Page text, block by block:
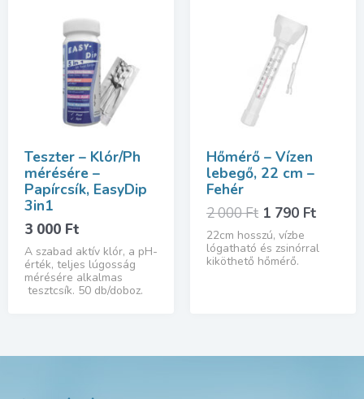
Teszter – Klór/Ph
mérésére –
Papírcsík, EasyDip
3in1
3 000 Ft
A szabad aktív klór, a pH-
érték, teljes lúgosság
mérésére alkalmas
tesztcsík. 50 db/doboz.
Hőmérő – Vízen
lebegő, 22 cm –
Fehér
2 000Ft Original
price
was:
2
1 790 Ft
is:
22cm hosszú, vízbe
lógatható és zsinórral
kiköthető hőmérő.